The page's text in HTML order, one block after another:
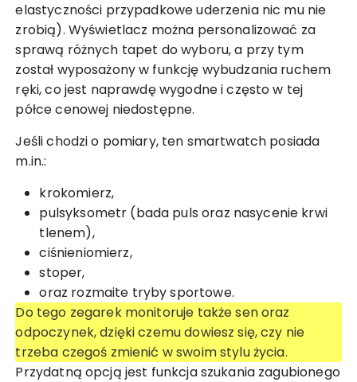
elastyczności przypadkowe uderzenia nic mu nie
zrobią). Wyświetlacz można personalizować za
sprawą różnych tapet do wyboru, a przy tym
został wyposażony w funkcję wybudzania ruchem
ręki, co jest naprawdę wygodne i często w tej
półce cenowej niedostępne.
Jeśli chodzi o pomiary, ten smartwatch posiada
m.in.:
krokomierz,
pulsyksometr (bada puls oraz nasycenie krwi
tlenem),
ciśnieniomierz,
stoper,
oraz rozmaite tryby sportowe.
Do tego zegarek monitoruje także sen oraz
odpoczynek, dzięki czemu dowiesz się, czy nie
trzeba czegoś zmienić w swoim stylu życia.
Przydatną opcją jest funkcja szukania zagubionego